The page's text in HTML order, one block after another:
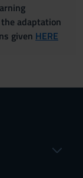
adaptation
given HERE